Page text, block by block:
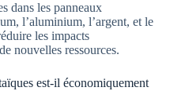
dans les panneaux
l’aluminium, l’argent, et le
les impacts
nouvelles ressources.
est-il économiquement